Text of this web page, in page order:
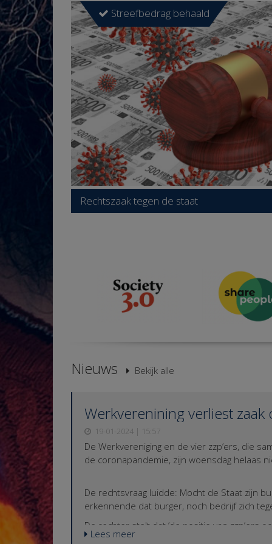
Streefbedrag behaald
Rechtszaak tegen de staat
Nieuws Bekijk alle
Werkverenining verliest
19-01-2024 | 15:57
De Werkvereniging en de vier zzp’ers, die
de coronapandemie, zijn woensdag helaas
De rechtsvraag luidde: Mocht de Staat zijn
erkennende dat burger, noch bedrijf zich
De rechter stelt dat ’de positie van zzp’ers
anders geregeld. Dus was er sprake van
Lees meer